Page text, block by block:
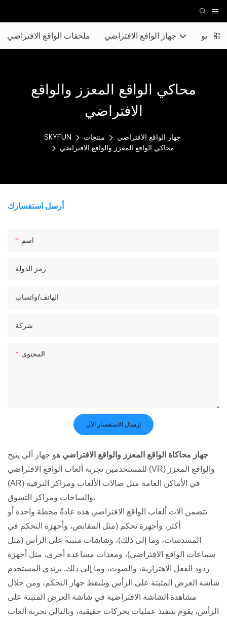
ملحقات الواقع الافتراضي جهاز الواقع الافتراضي الفيديو
محاكي الواقع المعزز والواقع
الافتراضي
SKYFUN منتجات
جهاز الواقع الافتراضي
محاكي الواقع المعزز والواقع الافتراضي
أرسل استفسارك
اسم
رمز الدولة
الهاتف/واتساب
شركة
المحتوى
إرسال الاستفسار الآن
جهاز محاكاة الواقع المعزز والواقع الافتراضي هو جهاز آلي يتيح
للمستخدمين تجربة ألعاب الواقع الافتراضي (VR) والواقع المعزز
(AR) في الأماكن العامة مثل صالات الألعاب ومراكز الترفيه
والساحات ومراكز التسوق.
تتضمن آلات ألعاب الواقع الافتراضي هذه عادةً محطة واحدة أو
أكثر، وأجهزة تحكم (مثل المقابض، وأجهزة التحكم في
المسدسات، وما إلى ذلك)، وشاشات مثبتة على الرأس (مثل
سماعات الواقع الافتراضي)، ومعدات مساعدة أخرى، مثل أجهزة
ردود الفعل الاهتزازية، والصوت، وما إلى ذلك. يرتدي المستخدم
شاشة العرض المثبتة على الرأس ويلتقط جهاز التحكم، ومن خلال
مشاهدة الشاشة الافتراضية في شاشة العرض المثبتة على
الرأس، يقوم بتنفيذ عمليات بحركات حقيقية، وبالتالي تجربة ألعاب